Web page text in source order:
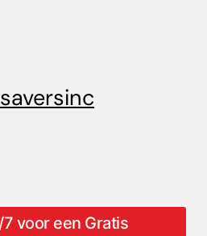
voor een Gratis